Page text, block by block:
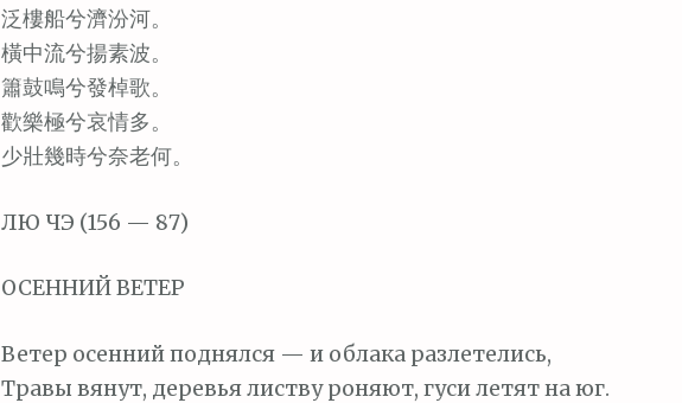
泛樓船兮濟汾河。
橫中流兮揚素波。
簫鼓鳴兮發棹歌。
歡樂極兮哀情多。
少壯幾時兮奈老何。
ЛЮ ЧЭ (156 — 87)
ОСЕННИЙ ВЕТЕР
Ветер осенний поднялся — и облака разлетелись,
Травы вянут, деревья листву роняют, гуси летят на юг.